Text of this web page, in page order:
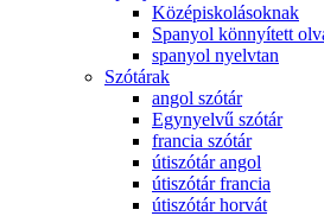
Középiskolásoknak
Spanyol könnyített
spanyol nyelvtan
Szótárak
angol szótár
Egynyelvű szótár
francia szótár
útiszótár angol
útiszótár francia
útiszótár horvát